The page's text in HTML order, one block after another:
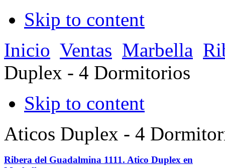
Skip to content
Inicio Ventas Marbella
Duplex - 4 Dormitorios
Skip to content
Aticos Duplex - 4
Ribera del Guadalmina 1111. Atico Duplex en